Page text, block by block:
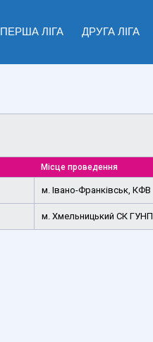
ПЕРША ЛІГА ДРУГА ЛІГА
Місце проведення
м. Івано-Франківськ, КФВ
м. Хмельницький СК ГУНП